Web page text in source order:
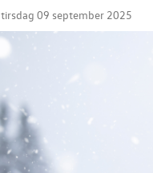
tirsdag 09 september 2025